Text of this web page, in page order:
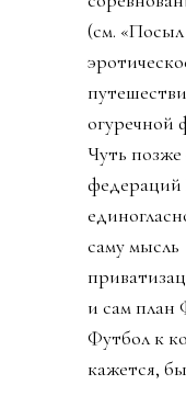
(см.
огуречной
Чуть позже
саму мысль
и сам
Футбол к
кажется,